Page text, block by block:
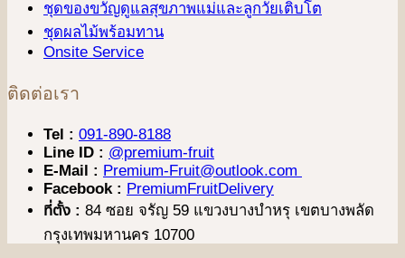
ชุดของขวัญดูแลสุขภาพแม่และลูกวัยเติบโต
ชุดผลไม้พร้อมทาน
Onsite Service
ติดต่อเรา
Tel : 091-890-8188
Line ID : @premium-fruit
E-Mail : Premium-Fruit@outlook.com
Facebook : PremiumFruitDelivery
ที่ตั้ง : 84 ซอย จรัญ 59 แขวงบางบำหรุ เขตบางพลัด
กรุงเทพมหานคร 10700